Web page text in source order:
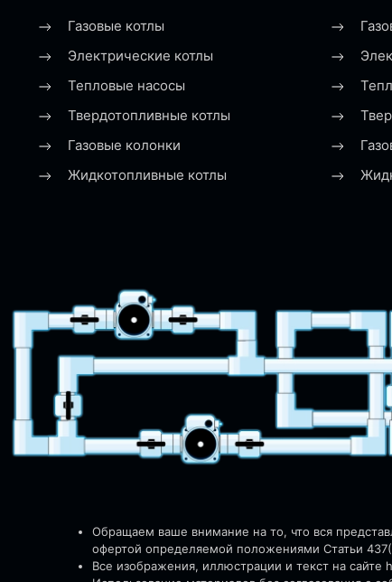
Газовые котлы
Электрические котлы
Тепловые насосы
Твердотопливные котлы
Газовые колонки
Жидкотопливные котлы
Обращаем ваше внимание на то, что вся
офертой определяемой положениями Статьи
Все изображения, иллюстрации и текст на